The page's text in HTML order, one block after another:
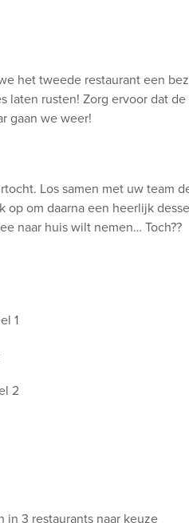
het tweede restaurant een
laten rusten! Zorg ervoor dat
gaan we weer!
Los samen met uw team
op om daarna een heerlijk
naar huis wilt nemen… Toch??
1
2
3 restaurants naar keuze